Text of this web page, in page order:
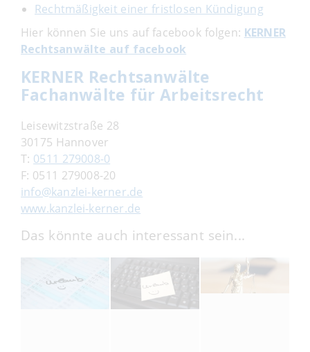
Rechtmäßigkeit einer fristlosen Kündigung
Hier können Sie uns auf facebook folgen: KERNER
Rechtsanwälte auf facebook
KERNER Rechtsanwälte
Fachanwälte für Arbeitsrecht
Leisewitzstraße 28
30175 Hannover
T: 0511 279008-0
F: 0511 279008-20
info@kanzlei-kerner.de
www.kanzlei-kerner.de
Das könnte auch interessant sein...